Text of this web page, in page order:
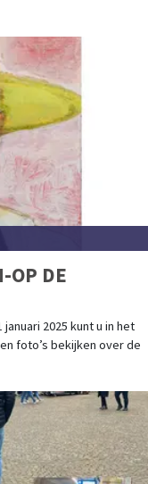
OP DE
januari 2025 kunt u in het
foto’s bekijken over de